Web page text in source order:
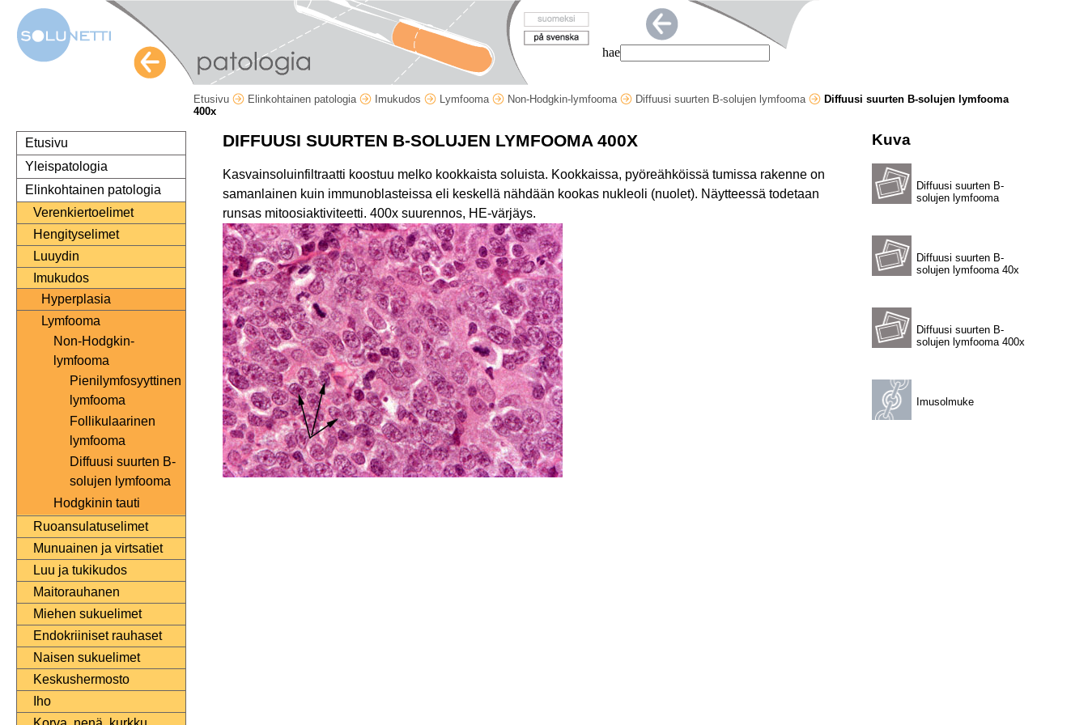
hae
Etusivu Elinkohtainen patologia Imukudos Lymfooma Non-Hodgkin-lymfooma Diffuusi suurten B-solujen lymfooma
Diffuusi suurten B-solujen lymfooma
400x
Etusivu
Yleispatologia
Elinkohtainen patologia
Verenkiertoelimet
Hengityselimet
Luuydin
Imukudos
Hyperplasia
Lymfooma
Non-Hodgkin-
lymfooma
Pienilymfosyyttinen
lymfooma
Follikulaarinen
lymfooma
Diffuusi suurten B-
solujen lymfooma
Hodgkinin tauti
Ruoansulatuselimet
Munuainen ja virtsatiet
Luu ja tukikudos
Maitorauhanen
Miehen sukuelimet
Endokriiniset rauhaset
Naisen sukuelimet
Keskushermosto
Iho
Kuva
Diffuusi suurten B-
solujen lymfooma
Diffuusi suurten B-
solujen lymfooma 40x
Diffuusi suurten B-
solujen lymfooma 400x
Imusolmuke
DIFFUUSI SUURTEN B-SOLUJEN LYMFOOMA 400X
Kasvainsoluinfiltraatti koostuu melko kookkaista soluista. Kookkaissa, pyöreähköissä tumissa rakenne on
samanlainen kuin immunoblasteissa eli keskellä nähdään kookas nukleoli (nuolet). Näytteessä todetaan
runsas mitoosiaktiviteetti. 400x suurennos, HE-värjäys.